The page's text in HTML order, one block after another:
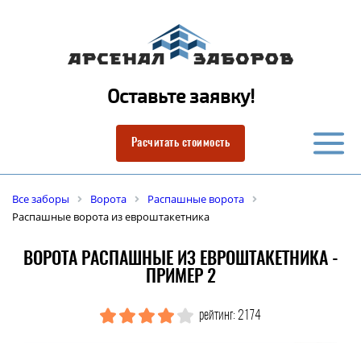
Оставьте заявку!
Расчитать стоимость
Все заборы Ворота
Распашные ворота
Распашные ворота из евроштакетника
ВОРОТА РАСПАШНЫЕ ИЗ ЕВРОШТАКЕТНИКА -
ПРИМЕР 2
рейтинг: 2174